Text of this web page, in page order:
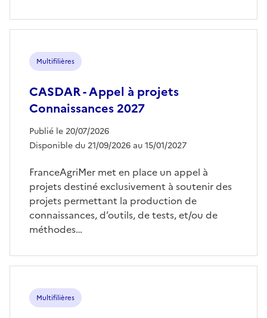
Multifilières
CASDAR - Appel à projets
Connaissances 2027
Publié le 20/07/2026
Disponible du 21/09/2026 au 15/01/2027
FranceAgriMer met en place un appel à
projets destiné exclusivement à soutenir des
projets permettant la production de
connaissances, d’outils, de tests, et/ou de
méthodes…
Multifilières